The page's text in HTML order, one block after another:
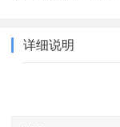
详细说明